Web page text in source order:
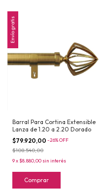
Envío gratis
Barral Para Cortina Extensible
Lanza de 1.20 a 2.20 Dorado
$79.920,00 -26%OFF
$108.540,00
9x$8.880,00 sin interés
Comprar